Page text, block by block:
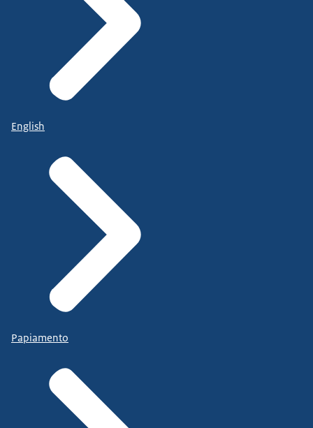
English
Papiamento